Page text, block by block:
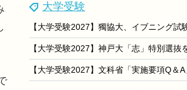
大学受験
【大学受験2027】神戸大「志」特別選抜